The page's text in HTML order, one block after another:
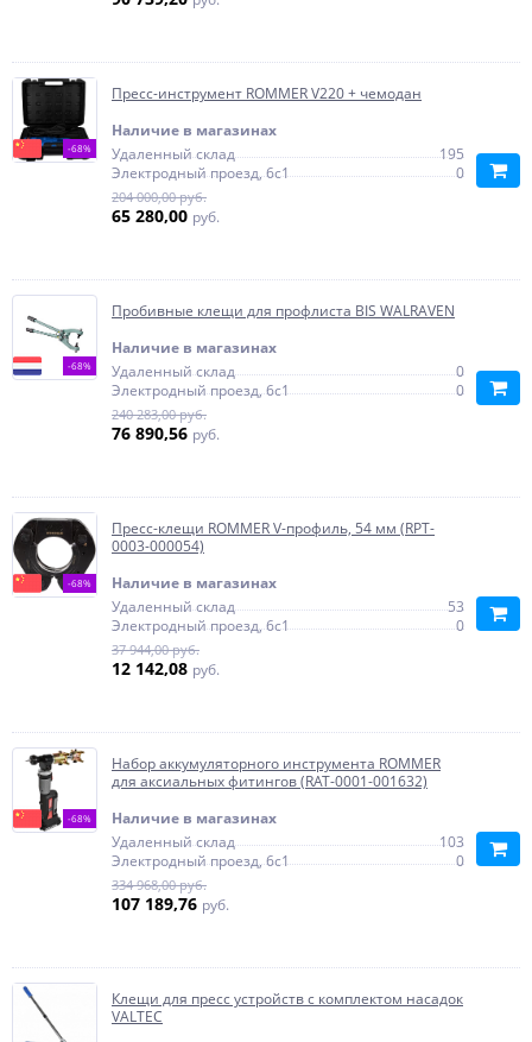
-68%
Пресс-инструмент ROMMER V220 + чемодан
Наличие в магазинах
Удаленный склад
195
Электродный проезд, 6с1
0
204 000,00 руб.
65 280,00 руб.
-68%
Пробивные клещи для профлиста BIS WALRAVEN
Наличие в магазинах
Удаленный склад
0
Электродный проезд, 6с1
0
240 283,00 руб.
76 890,56 руб.
-68%
Пресс-клещи ROMMER V-профиль, 54 мм (RPT-
0003-000054)
Наличие в магазинах
Удаленный склад
53
Электродный проезд, 6с1
0
37 944,00 руб.
12 142,08 руб.
-68%
Набор аккумуляторного инструмента ROMMER
для аксиальных фитингов (RAT-0001-001632)
Наличие в магазинах
Удаленный склад
103
Электродный проезд, 6с1
0
334 968,00 руб.
107 189,76 руб.
Клещи для пресс устройств с комплектом насадок
VALTEC